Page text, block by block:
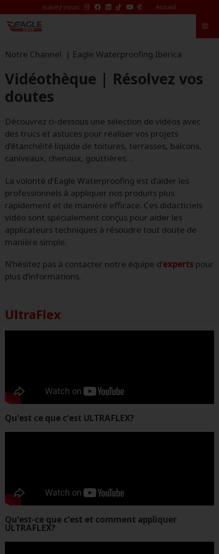
suivez nous: Accueil
Notre Channel | Eagle Waterproofing Iberica
Vidéothèque | Résolvez vos
doutes
Découvrez ci-dessous une sélection de vidéos avec
des trucs et astuces pour réaliser vos projets
d’étanchéité liquide de toitures, terrasses, balcons,
caniveaux, chenaux, gouttières…
La volonté d’Eagle Waterproofing est d’aider les
professionnels à appliquer nos produits plus
rapidement et de manière efficace. Ces didacticiels
vidéo sont spécialement conçus pour aider les
applicateurs techniques à résoudre tout doute de
manière simple.
N’hésitez pas à contacter notre équipe d’experts pour
plus d’informations.
UltraFlex
Qu'est ce que c'est ULTRAFLEX?
Qu'est-ce que c'est et comment appliquer
ULTRAFLEX?